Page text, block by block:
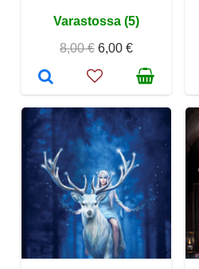
Varastossa (5)
8,00 € 6,00 €